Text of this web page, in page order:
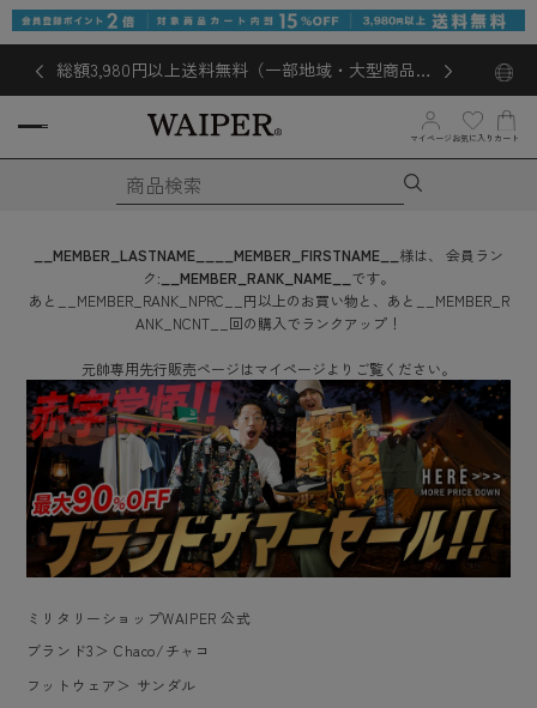
総額3,980円以上送料無料（一部地域・大型商品対
マイページ お気に入り カート
__MEMBER_LASTNAME__ __MEMBER_FIRSTNAME__ 様は、
会員ラン
ク: __MEMBER_RANK_NAME__ です。
あと
__MEMBER_RANK_NPRC__ 円以上のお買い物と、あと
__MEMBER_R
ANK_NCNT__ 回の購入でランクアップ！
元帥専用先行販売ページはマイページよりご覧ください。
ミリタリーショップWAIPER 公式
ブランド3 ＞Chaco/チャコ
フットウェア ＞ サンダル